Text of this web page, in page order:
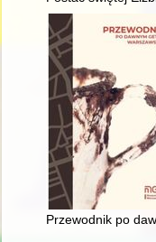
Przewodnik po